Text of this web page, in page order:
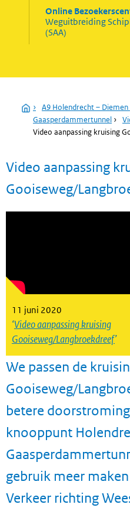
Online
Weguitbreiding
(SAA)
Home
› A9 Holendrecht –
Gaasperdammertunnel ›
Video aanpassing kruising
Video aanpassing
Gooiseweg/
11 juni 2020
Video aanpassing kruising
Gooiseweg/Langbroekdreef
We passen de
Gooiseweg/
betere
knooppunt
gebruik meer
Verkeer richting